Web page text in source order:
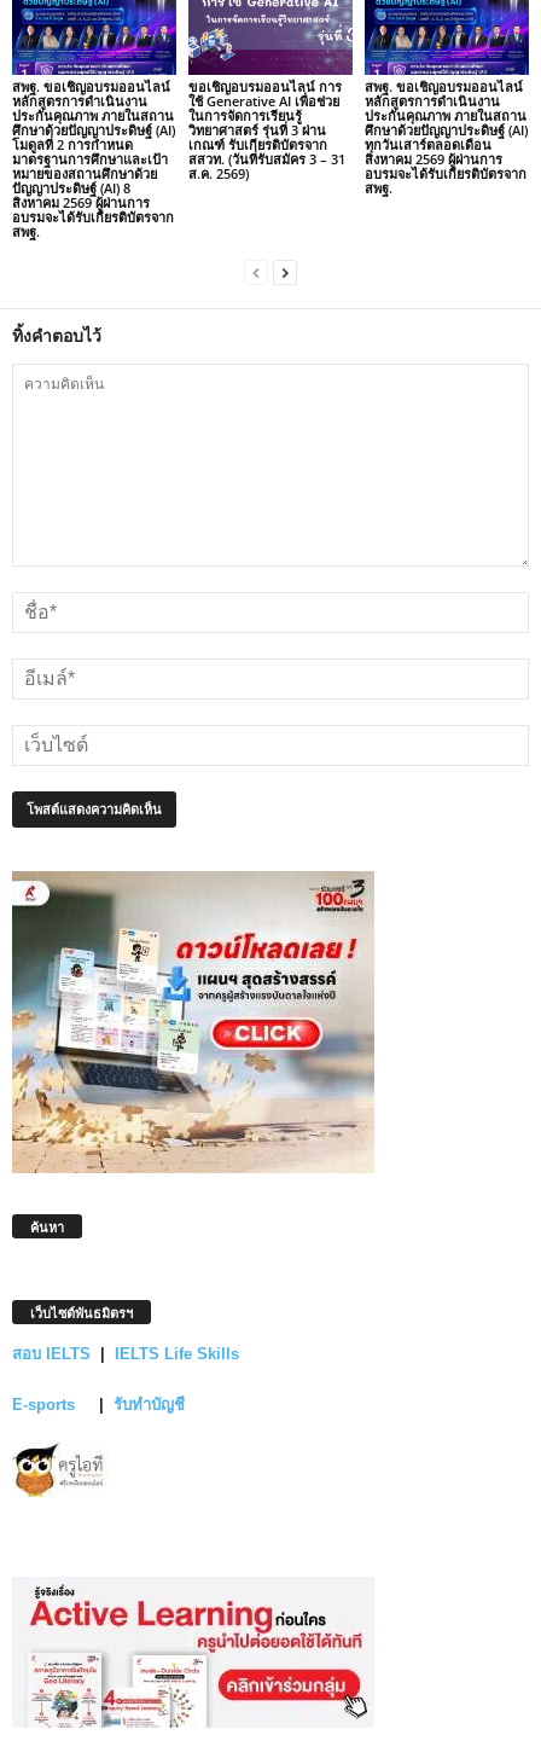
สพฐ. ขอเชิญอบรมออนไลน์
หลักสูตรการดำเนินงาน
ประกันคุณภาพ ภายในสถาน
ศึกษาด้วยปัญญาประดิษฐ์ (AI)
โมดูลที่ 2 การกำหนด
มาตรฐานการศึกษาและเป้า
หมายของสถานศึกษาด้วย
ปัญญาประดิษฐ์ (AI) 8
สิงหาคม 2569 ผู้ผ่านการ
อบรมจะได้รับเกียรติบัตรจาก
สพฐ.
ขอเชิญอบรมออนไลน์ การ
ใช้ Generative AI เพื่อช่วย
ในการจัดการเรียนรู้
วิทยาศาสตร์ รุ่นที่ 3 ผ่าน
เกณฑ์ รับเกียรติบัตรจาก
สสวท. (วันที่รับสมัคร 3 – 31
ส.ค. 2569)
สพฐ. ขอเชิญอบรมออนไลน์
หลักสูตรการดำเนินงาน
ประกันคุณภาพ ภายในสถาน
ศึกษาด้วยปัญญาประดิษฐ์ (AI)
ทุกวันเสาร์ตลอดเดือน
สิงหาคม 2569 ผู้ผ่านการ
อบรมจะได้รับเกียรติบัตรจาก
สพฐ.
ทิ้งคำตอบไว้
ค้นหา
เว็บไซต์พันธมิตรฯ
สอบ IELTS IELTS Life Skills
E-sports รับทำบัญชี